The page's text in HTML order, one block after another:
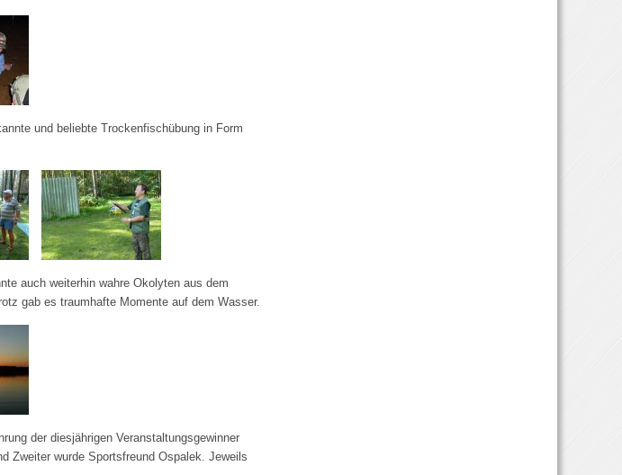
und beliebte Trockenfischübung in Form
auch weiterhin wahre Okolyten aus dem
gab es traumhafte Momente auf dem Wasser.
der diesjährigen Veranstaltungsgewinner
Zweiter wurde Sportsfreund Ospalek. Jeweils